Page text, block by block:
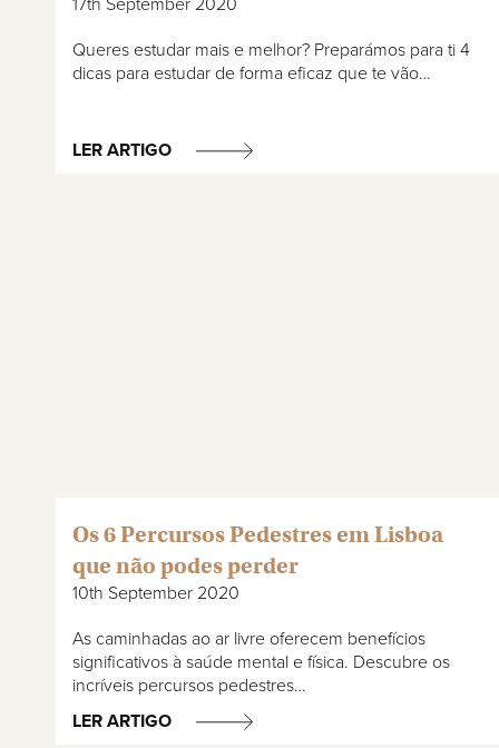
Queres estudar mais e melhor? Preparámos para ti 4
dicas para estudar de forma eficaz que te vão…
LER ARTIGO
Os 6 Percursos Pedestres em Lisboa
que não podes perder
10th September 2020
As caminhadas ao ar livre oferecem benefícios
significativos à saúde mental e física. Descubre os
incríveis percursos pedestres…
LER ARTIGO